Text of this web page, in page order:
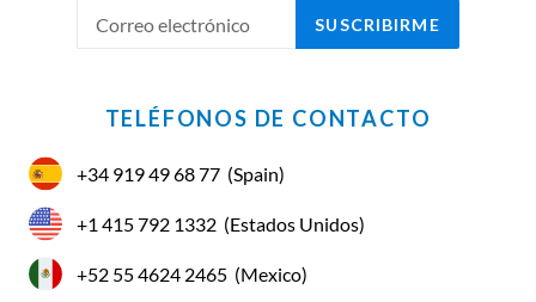
SUSCRIBIRME
TELÉFONOS DE CONTACTO
+34 919 49 68 77 (Spain)
+1 415 792 1332 (Estados Unidos)
+52 55 4624 2465 (Mexico)